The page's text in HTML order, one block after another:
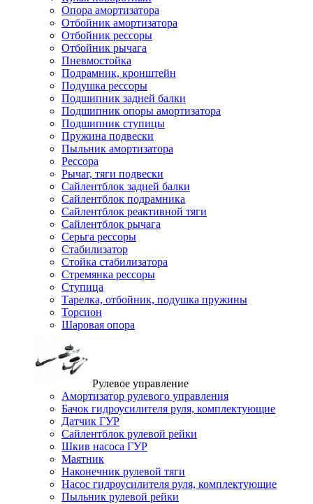
Опора амортизатора
Отбойник амортизатора
Отбойник рессоры
Отбойник рычага
Пневмостойка
Подрамник, кронштейн
Подушка рессоры
Подшипник задней балки
Подшипник опоры амортизатора
Подшипник ступицы
Пружина подвески
Пыльник амортизатора
Рессора
Рычаг, тяги подвески
Сайлентблок задней балки
Сайлентблок подрамника
Сайлентблок реактивной тяги
Сайлентблок рычага
Серьга рессоры
Стабилизатор
Стойка стабилизатора
Стремянка рессоры
Ступица
Тарелка, отбойник, подушка пружины
Торсион
Шаровая опора
Рулевое управление
Амортизатор рулевого управления
Бачок гидроусилителя руля, комплектующие
Датчик ГУР
Сайлентблок рулевой рейки
Шкив насоса ГУР
Маятник
Наконечник рулевой тяги
Насос гидроусилителя руля, комплектующие
Пыльник рулевой рейки